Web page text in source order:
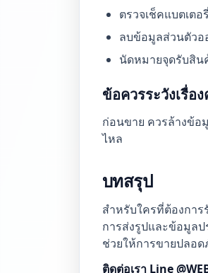
ตรวจเช็คแบตเต
ลบข้อมูลส่วนตัวอ
นัดหมายจุดรับสิน
ข้อควรระวังเรื่
ก่อนขาย ควรล้างข้อ
ไหล
บทสรุป
สำหรับใครที่ต้องกา
การส่งรูปและข้อมูลป
ช่วยให้การขายปลอ
ติดต่อเรา Line